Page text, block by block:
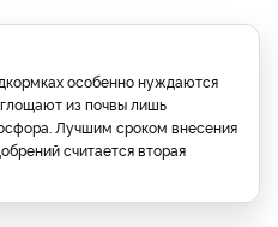
особенно нуждаются
из почвы лишь
Лучшим сроком внесения
считается вторая